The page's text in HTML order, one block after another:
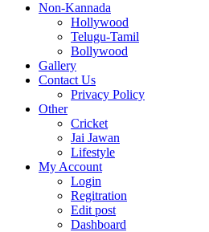
Non-Kannada
Hollywood
Telugu-Tamil
Bollywood
Gallery
Contact Us
Privacy Policy
Other
Cricket
Jai Jawan
Lifestyle
My Account
Login
Regitration
Edit post
Dashboard